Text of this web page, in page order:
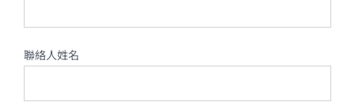
聯絡人姓名